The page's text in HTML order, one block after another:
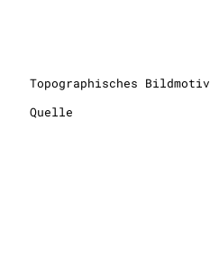
Topographisches Bildmotiv
Quelle